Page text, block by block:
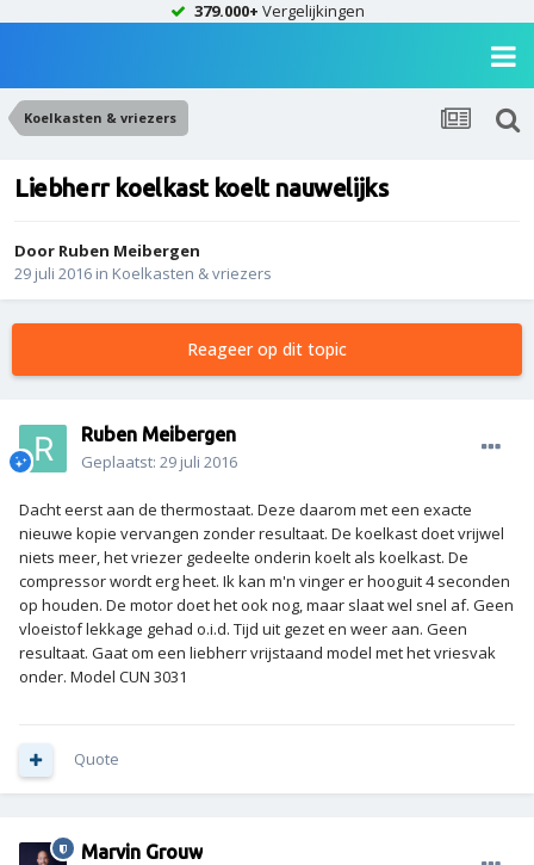
379.000+ Vergelijkingen
Koelkasten & vriezers
Liebherr koelkast koelt nauwelijks
Door Ruben Meibergen
29 juli 2016 in Koelkasten & vriezers
Reageer op dit topic
Ruben Meibergen
Geplaatst: 29 juli 2016
Dacht eerst aan de thermostaat. Deze daarom met een exacte
nieuwe kopie vervangen zonder resultaat. De koelkast doet vrijwel
niets meer, het vriezer gedeelte onderin koelt als koelkast. De
compressor wordt erg heet. Ik kan m'n vinger er hooguit 4 seconden
op houden. De motor doet het ook nog, maar slaat wel snel af. Geen
vloeistof lekkage gehad o.i.d. Tijd uit gezet en weer aan. Geen
resultaat. Gaat om een liebherr vrijstaand model met het vriesvak
onder. Model CUN 3031
Quote
Marvin Grouw